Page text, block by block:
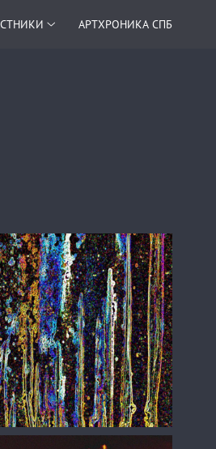
АРТХРОНИКА СПБ